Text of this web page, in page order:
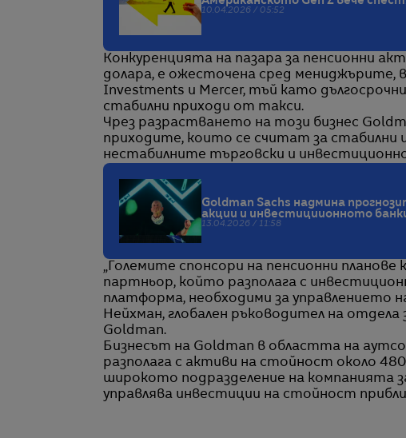
10.04.2026 / 05:52
Конкуренцията на пазара за пенсионни
долара, е ожесточена сред мениджърите,
Investments и Mercer, тъй като
стабилни приходи от такси.
Чрез разрастването на този бизнес
приходите, които се считат за стабилни
нестабилните търговски и
Goldman Sachs надмина
акции и инвестициионното
13.04.2026 / 11:58
„Големите спонсори на пенсионни
партньор, който разполага с
платформа, необходими за управлението
Нейхман, глобален ръководител на
Goldman.
Бизнесът на Goldman в областта на
разполага с активи на стойност около
широкото подразделение на компанията
управлява инвестиции на стойност